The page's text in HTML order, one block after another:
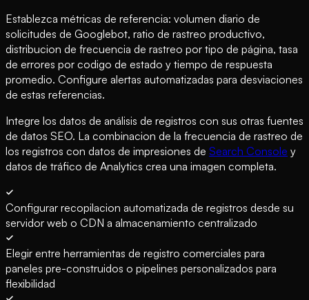
Establezca métricas de referencia: volumen diario de
solicitudes de Googlebot, ratio de rastreo productivo,
distribucion de frecuencia de rastreo por tipo de página, tasa
de errores por codigo de estado y tiempo de respuesta
promedio. Configure alertas automatizadas para desviaciones
de estas referencias.
Integre los datos de análisis de registros con sus otras fuentes
de datos SEO. La combinacion de la frecuencia de rastreo de
los registros con datos de impresiones de Search Console y
datos de tráfico de Analytics crea una imagen completa.
Configurar recopilacion automatizada de registros desde su
servidor web o CDN a almacenamiento centralizado
Elegir entre herramientas de registro comerciales para
paneles pre-construidos o pipelines personalizados para
flexibilidad